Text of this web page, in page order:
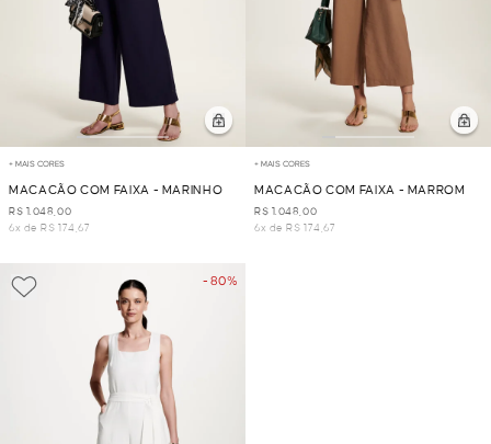
+ MAIS CORES
MACACÃO COM FAIXA - MARINHO
R$ 1.048,00
6x de R$ 174,67
+ MAIS CORES
MACACÃO COM FAIXA - MARROM
R$ 1.048,00
6x de R$ 174,67
- 80%